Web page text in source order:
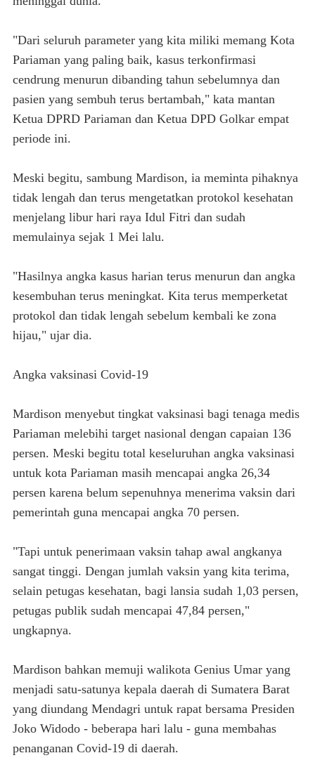
"Dari seluruh parameter yang kita miliki memang Kota
Pariaman yang paling baik, kasus terkonfirmasi
cendrung menurun dibanding tahun sebelumnya dan
pasien yang sembuh terus bertambah," kata mantan
Ketua DPRD Pariaman dan Ketua DPD Golkar empat
periode ini.
Meski begitu, sambung Mardison, ia meminta pihaknya
tidak lengah dan terus mengetatkan protokol kesehatan
menjelang libur hari raya Idul Fitri dan sudah
memulainya sejak 1 Mei lalu.
"Hasilnya angka kasus harian terus menurun dan angka
kesembuhan terus meningkat. Kita terus memperketat
protokol dan tidak lengah sebelum kembali ke zona
hijau," ujar dia.
Angka vaksinasi Covid-19
Mardison menyebut tingkat vaksinasi bagi tenaga medis
Pariaman melebihi target nasional dengan capaian 136
persen. Meski begitu total keseluruhan angka vaksinasi
untuk kota Pariaman masih mencapai angka 26,34
persen karena belum sepenuhnya menerima vaksin dari
pemerintah guna mencapai angka 70 persen.
"Tapi untuk penerimaan vaksin tahap awal angkanya
sangat tinggi. Dengan jumlah vaksin yang kita terima,
selain petugas kesehatan, bagi lansia sudah 1,03 persen,
petugas publik sudah mencapai 47,84 persen,"
ungkapnya.
Mardison bahkan memuji walikota Genius Umar yang
menjadi satu-satunya kepala daerah di Sumatera Barat
yang diundang Mendagri untuk rapat bersama Presiden
Joko Widodo - beberapa hari lalu - guna membahas
penanganan Covid-19 di daerah.